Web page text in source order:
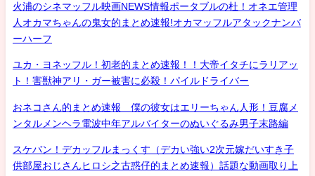
火浦のシネマッフル映画NEWS情報ポータブルの杜！オネエ管理
人オカマちゃんの鬼女的まとめ速報!オカマッフルアタックナンバ
ーハーフ
ユカ・ヨネッフル！初老的まとめ速報！！大帝イタチにラリアッ
ト！害獣神アリ・ガー被害に必殺！パイルドライバー
おネコさん的まとめ速報 僕の彼女はエリーちゃん人形！豆腐メ
ンタルメンヘラ電波中年アルバイターのぬいぐるみ男子末路編
スケバン！デカッフルまっくす（デカい強い2次元嫁だいすき子
供部屋おじさんヒロシ之古惑仔的まとめ速報）話題な動画取り上